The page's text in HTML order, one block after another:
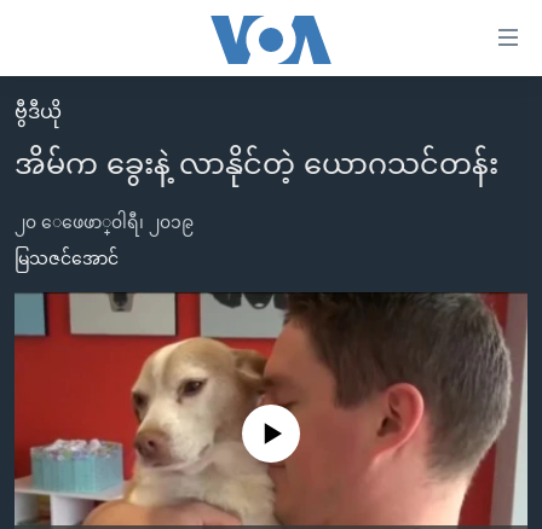
လွယ်ကူ
စေ
Link
များ
ကြည့်
ရန်
ပင်မ
မူလစာမျက်နှာ
မြန်မာ
ကမ္ဘာ့သတင်းများ
နိုင်ငံတကာ
အမေရိကန်
တရုတ်
အစ္စရေး-ပါလက်စတိုင်း
ဗွီဒီယို
သတင်းလွတ်လပ်ခွင့်
ရပ်ဝန်းတခု လမ်းတခု အလွန်
အင်္ဂလိပ်စာလေ့လာမယ်
အမေရိကန်သုံးအီဒီယံ
မကြေးမုံရဲ့ အင်္ဂလိပ်စာ
ရုပ်ရှင်ထဲက အင်္ဂလိပ်စာ
အပတ်စဉ်ကဏ္ဍများ
တီဗွီ
ရေဒီယိုနှင့်ရုပ်သံ အချက်အလက်များ
ရေဒီယို/တီဗွီအစီအစဉ်
ဗွီဒီယို
အိမ်က ခွေးနဲ့ လာနိုင်တဲ့ ယောဂသင်တန်း
၂၀ ေဖေဖာ္၀ါရီ၊ ၂၀၁၉
မြသဇင်အောင်
No media source currently available